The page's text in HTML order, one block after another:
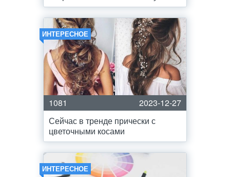
ИНТЕРЕСНОЕ
1081
2023-12-27
Сейчас в тренде прически с
цветочными косами
ИНТЕРЕСНОЕ